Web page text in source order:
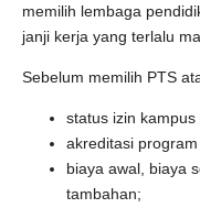
memilih lembaga
janji kerja yang terlalu
Sebelum memilih PTS
status izin
akreditasi
biaya awal, biaya
tambahan;